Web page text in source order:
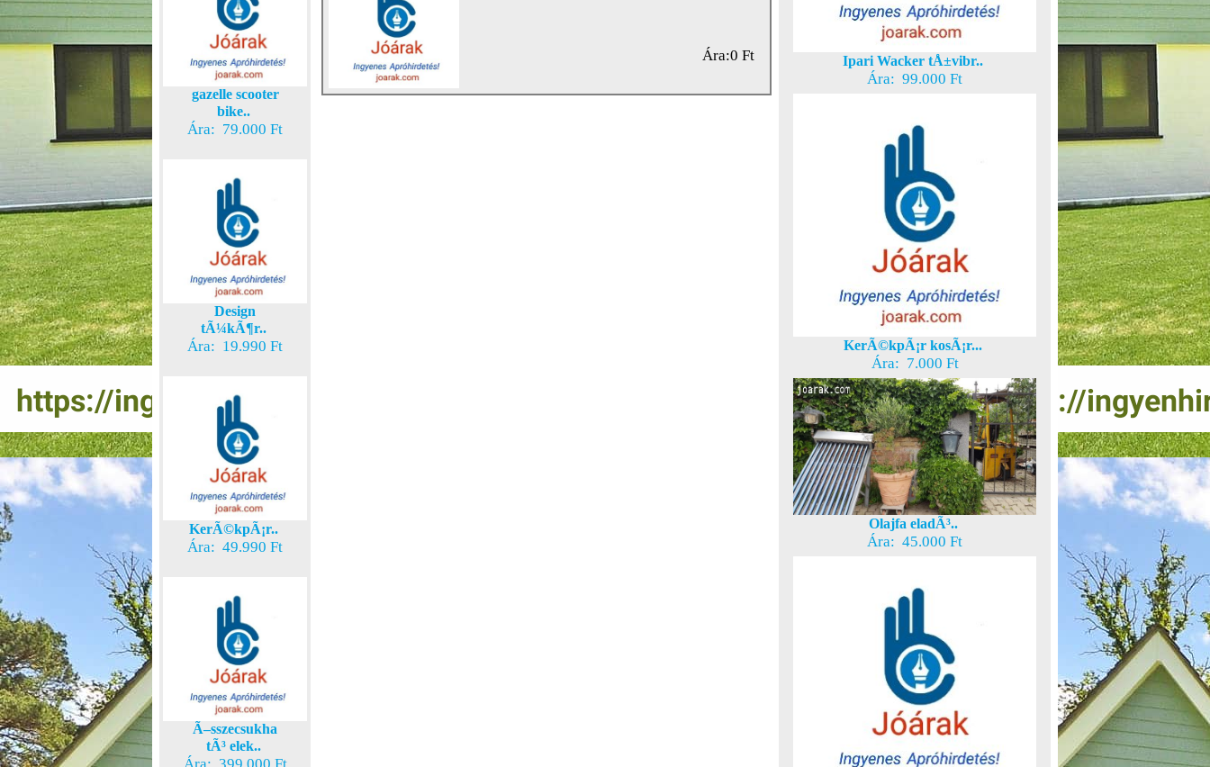
gazelle scooter
bike..
Ára: 79.000 Ft
Design
tÃ¼kÃ¶r..
Ára: 19.990 Ft
KerÃ©kpÃ¡r..
Ára: 49.990 Ft
Ã–sszecsukha
tÃ³ elek..
Ára:0 Ft Ipari Wacker tÅ±vibr..
Ára: 99.000 Ft
KerÃ©kpÃ¡r kosÃ¡r...
Ára: 7.000 Ft
Olajfa eladÃ³..
Ára: 45.000 Ft